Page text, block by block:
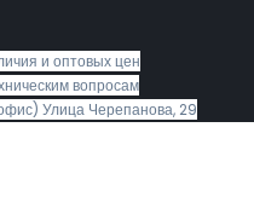
и оптовых цен
вопросам
Улица Черепанова, 29